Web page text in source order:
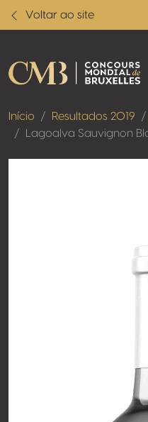
Voltar ao site
Início Resultados 2019
Lagoalva Sauvignon